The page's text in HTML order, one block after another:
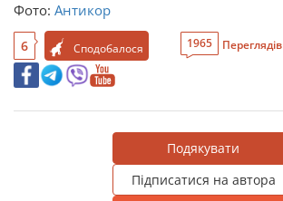
Фото: Антикор
6 Сподобалося 1965 Переглядів
Подякувати
Підписатися на автора